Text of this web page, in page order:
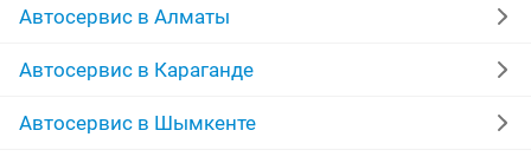
грузовые авто ремонт кпп
ремонт стартера генератора
ремонт форсунок легковые автомобили
Автосервис в Алматы
Автосервис в Караганде
Автосервис в Шымкенте